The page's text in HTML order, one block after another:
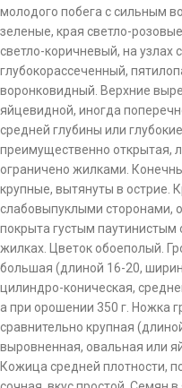
молодого побега с сильным
зеленые, края светло-
светло-коричневый, на узлах
глубокорассеченный,
воронковидный. Верхние
яйцевидной, иногда
средней глубины или
преимущественно открытая,
ограничено жилками.
крупные, вытянуты в острие.
слабовыпуклыми сторонами,
покрыта густым
жилках. Цветок обоеполый.
большая (длиной 16-20,
цилиндро-коническая,
а при орошении 350 г. Ножка
сравнительно крупная
выровненная, овальная или
Кожица средней плотности,